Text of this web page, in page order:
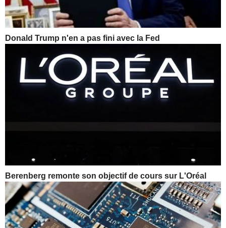
Donald Trump n'en a pas fini avec la Fed
Berenberg remonte son objectif de cours sur L'Oréal